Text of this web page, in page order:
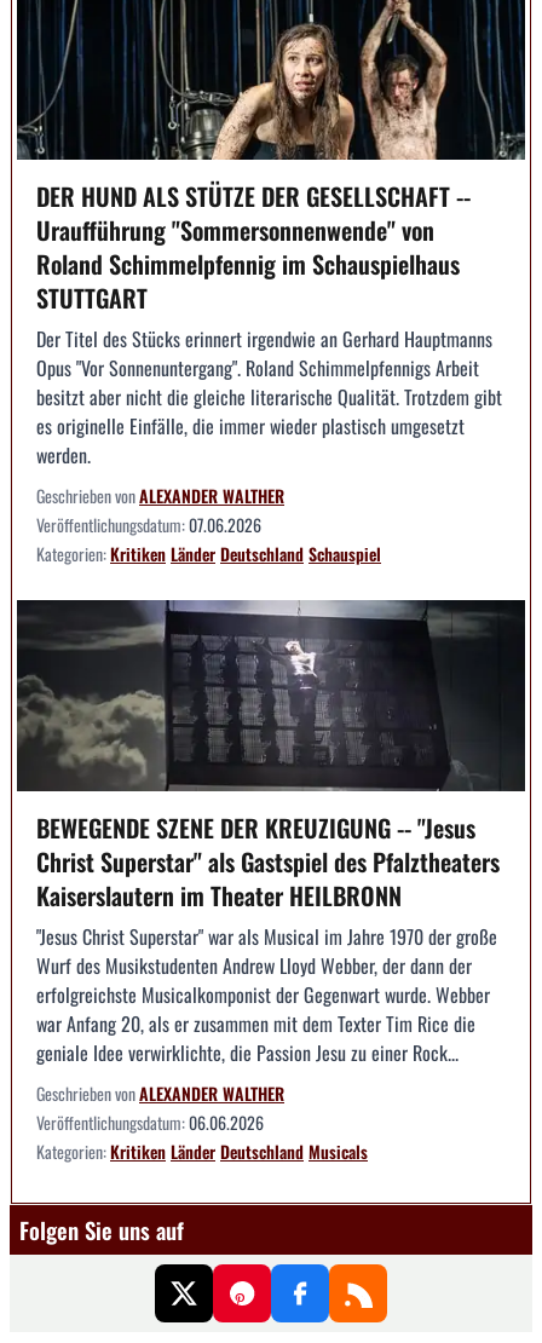
DER HUND ALS STÜTZE DER GESELLSCHAFT --
Uraufführung "Sommersonnenwende" von
Roland Schimmelpfennig im Schauspielhaus
STUTTGART
Der Titel des Stücks erinnert irgendwie an Gerhard Hauptmanns
Opus "Vor Sonnenuntergang". Roland Schimmelpfennigs Arbeit
besitzt aber nicht die gleiche literarische Qualität. Trotzdem gibt
es originelle Einfälle, die immer wieder plastisch umgesetzt
werden.
Geschrieben vonALEXANDER WALTHER
Veröffentlichungsdatum:07.06.2026
Kategorien:KritikenLänderDeutschlandSchauspiel
BEWEGENDE SZENE DER KREUZIGUNG -- "Jesus
Christ Superstar" als Gastspiel des Pfalztheaters
Kaiserslautern im Theater HEILBRONN
"Jesus Christ Superstar" war als Musical im Jahre 1970 der große
Wurf des Musikstudenten Andrew Lloyd Webber, der dann der
erfolgreichste Musicalkomponist der Gegenwart wurde. Webber
war Anfang 20, als er zusammen mit dem Texter Tim Rice die
geniale Idee verwirklichte, die Passion Jesu zu einer Rock...
Geschrieben vonALEXANDER WALTHER
Veröffentlichungsdatum:06.06.2026
Kategorien:KritikenLänderDeutschlandMusicals
Folgen Sie uns auf